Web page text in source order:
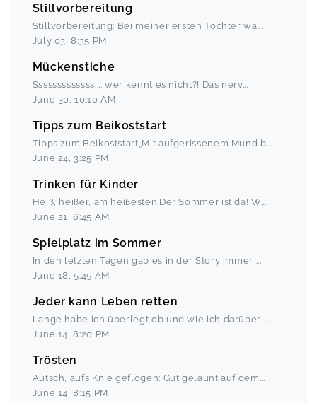
Stillvorbereitung
Stillvorbereitung: Bei meiner ersten Tochter wa ...
July 03 ,8:35 PM
Mückenstiche
Sssssssssssss.... wer kennt es nicht?! Das nerv...
June 30 ,10:10 AM
Tipps zum Beikoststart
Tipps zum Beikoststart„Mit aufgerissenem Mund b...
June 24
3:25 PM
Trinken für Kinder
Heiß, heißer, am heißesten.Der Sommer ist da! W...
June 21
,6:45 AM
Spielplatz im Sommer
In den letzten Tagen gab es in der Story immer ...
June 18 ,5:45 AM
Jeder kann Leben retten
Lange habe ich überlegt ob und wie ich darüber ...
June 14 ,8:20 PM
Trösten
Autsch, aufs Knie geflogen: Gut gelaunt auf dem ...
June 14 ,8:15 PM